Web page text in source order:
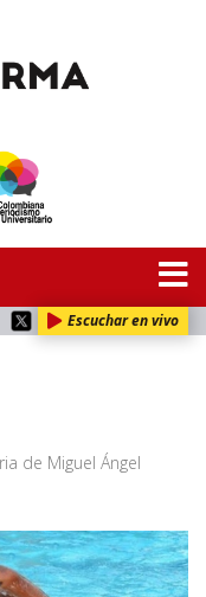
Escuchar en vivo
de Miguel Ángel